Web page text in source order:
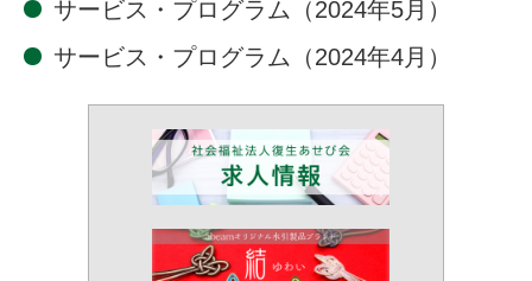
サービス・プログラム（2024年5月）
サービス・プログラム（2024年4月）